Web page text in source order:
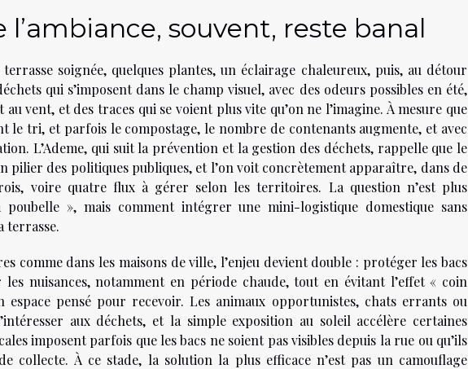
l’ambiance, souvent, reste banal
soignée, quelques plantes, un éclairage chaleureux, puis, au détour
qui s’imposent dans le champ visuel, avec des odeurs possibles en été,
vent, et des traces qui se voient plus vite qu’on ne l’imagine. À mesure que
le tri, et parfois le compostage, le nombre de contenants augmente, et avec
L’Ademe, qui suit la prévention et la gestion des déchets, rappelle que le
pilier des politiques publiques, et l’on voit concrètement apparaître, dans de
voire quatre flux à gérer selon les territoires. La question n’est plus
», mais comment intégrer une mini-logistique domestique sans
terrasse.
comme dans les maisons de ville, l’enjeu devient double : protéger les bacs
nuisances, notamment en période chaude, tout en évitant l’effet « coin
espace pensé pour recevoir. Les animaux opportunistes, chats errants ou
aux déchets, et la simple exposition au soleil accélère certaines
imposent parfois que les bacs ne soient pas visibles depuis la rue ou qu’ils
collecte. À ce stade, la solution la plus efficace n’est pas un camouflage